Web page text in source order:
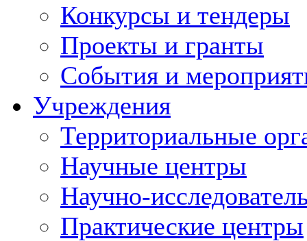
Конкурсы и тендеры
Проекты и гранты
События и
Учреждения
Территориальные
Научные центры
Научно-
Практические центры